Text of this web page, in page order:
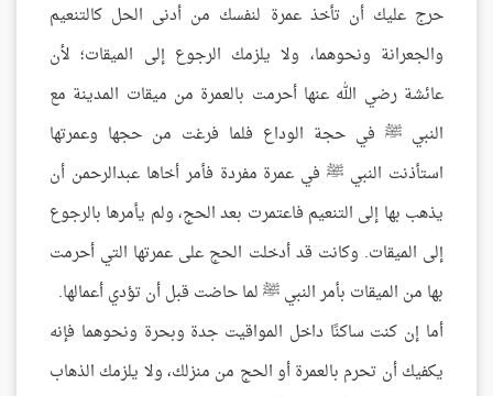
حرج عليك أن تأخذ عمرة لنفسك من أدنى الحل كالتنعيم
والجعرانة ونحوهما، ولا يلزمك الرجوع إلى الميقات؛ لأن
عائشة رضي الله عنها أحرمت بالعمرة من ميقات المدينة مع
النبي ﷺ في حجة الوداع فلما فرغت من حجها وعمرتها
استأذنت النبي ﷺ في عمرة مفردة فأمر أخاها عبدالرحمن أن
يذهب بها إلى التنعيم فاعتمرت بعد الحج، ولم يأمرها بالرجوع
إلى الميقات. وكانت قد أدخلت الحج على عمرتها التي أحرمت
بها من الميقات بأمر النبي ﷺ لما حاضت قبل أن تؤدي أعمالها.
أما إن كنت ساكنًا داخل المواقيت جدة وبحرة ونحوهما فإنه
يكفيك أن تحرم بالعمرة أو الحج من منزلك، ولا يلزمك الذهاب